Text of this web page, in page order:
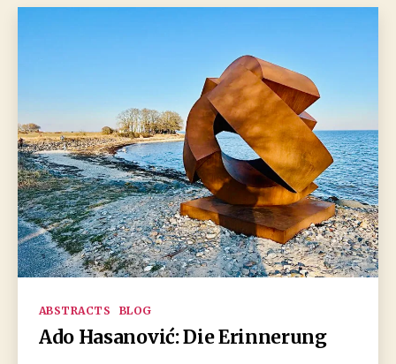
Kategorien
ABSTRACTS BLOG
Ado Hasanović: Die Erinnerung